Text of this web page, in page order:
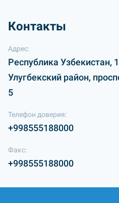
Контакты
Адрес:
Республика Узбекистан,
Улугбекский район,
5
Телефон доверия:
+998555188000
Факс:
+998555188000